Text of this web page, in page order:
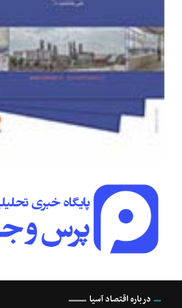
درباره اقتصاد آسیا